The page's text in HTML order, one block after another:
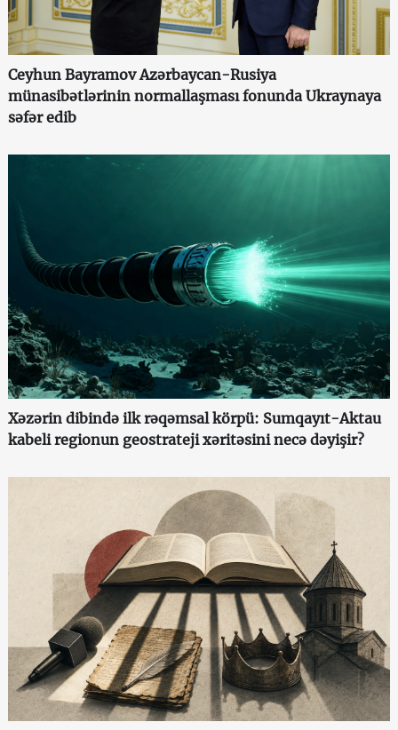
Ceyhun Bayramov Azərbaycan-Rusiya
münasibətlərinin normallaşması fonunda Ukraynaya
səfər edib
Xəzərin dibində ilk rəqəmsal körpü: Sumqayıt-Aktau
kabeli regionun geostrateji xəritəsini necə dəyişir?